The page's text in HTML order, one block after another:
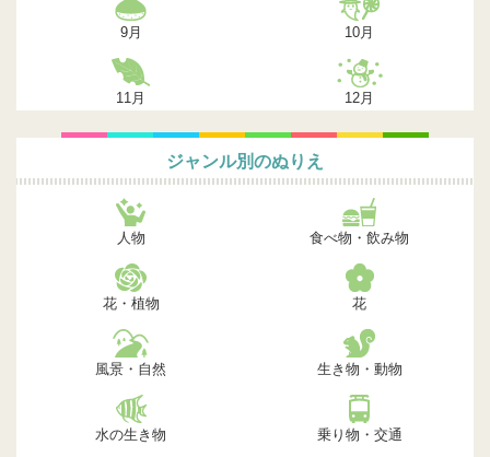
9月 10月
11月 12月
ジャンル別のぬりえ
人物 食べ物・飲み物
花・植物 花
風景・自然 生き物・動物
水の生き物 乗り物・交通